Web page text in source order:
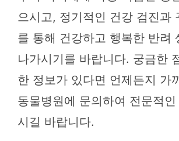
으시고, 정기적인 건강 검진과
를 통해 건강하고 행복한 반려
나가시기를 바랍니다. 궁금한
한 정보가 있다면 언제든지 가
동물병원에 문의하여 전문적
시길 바랍니다.